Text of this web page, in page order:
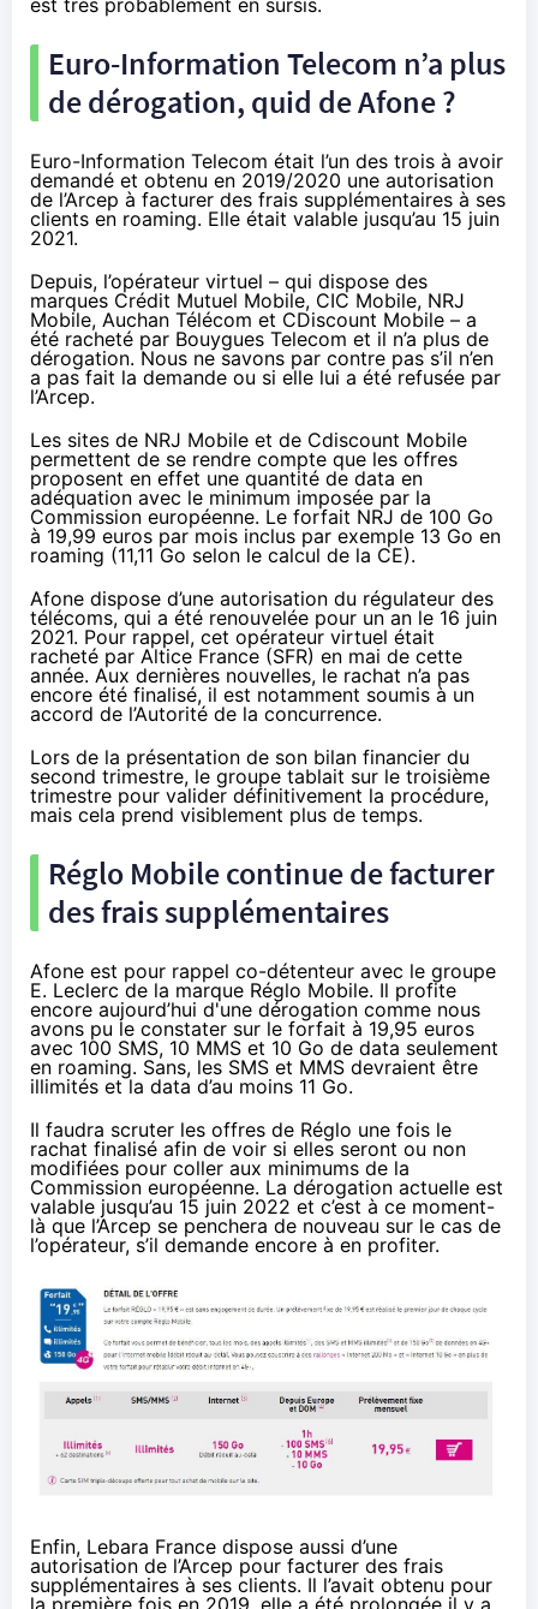
est très probablement en sursis.
Euro-Information Telecom n’a plus
de dérogation, quid de Afone ?
Euro-Information Telecom était l’un des trois à avoir
demandé et obtenu en 2019/2020 une autorisation
de l’Arcep à facturer des frais supplémentaires à ses
clients en roaming. Elle était valable jusqu’au 15 juin
2021.
Depuis, l’opérateur virtuel – qui dispose des
marques Crédit Mutuel Mobile, CIC Mobile, NRJ
Mobile, Auchan Télécom et CDiscount Mobile – a
été racheté par Bouygues Telecom et il n’a plus de
dérogation. Nous ne savons par contre pas s’il n’en
a pas fait la demande ou si elle lui a été refusée par
l’Arcep.
Les sites de NRJ Mobile et de Cdiscount Mobile
permettent de se rendre compte que les offres
proposent en effet une quantité de data en
adéquation avec le minimum imposée par la
Commission européenne. Le forfait NRJ de 100 Go
à 19,99 euros par mois inclus par exemple 13 Go en
roaming (11,11 Go selon le calcul de la CE).
Afone dispose d’une autorisation du régulateur des
télécoms, qui a été renouvelée pour un an le 16 juin
2021. Pour rappel, cet opérateur virtuel était
racheté par Altice France (SFR) en mai de cette
année. Aux dernières nouvelles, le rachat n’a pas
encore été finalisé, il est notamment soumis à un
accord de l’Autorité de la concurrence.
Lors de la présentation de son bilan financier du
second trimestre, le groupe tablait sur le troisième
trimestre pour valider définitivement la procédure,
mais cela prend visiblement plus de temps.
Réglo Mobile continue de facturer
des frais supplémentaires
Afone est pour rappel co-détenteur avec le groupe
E. Leclerc de la marque Réglo Mobile. Il profite
encore aujourd’hui d'une dérogation comme nous
avons pu le constater sur le forfait à 19,95 euros
avec 100 SMS, 10 MMS et 10 Go de data seulement
en roaming. Sans, les SMS et MMS devraient être
illimités et la data d’au moins 11 Go.
Il faudra scruter les offres de Réglo une fois le
rachat finalisé afin de voir si elles seront ou non
modifiées pour coller aux minimums de la
Commission européenne. La dérogation actuelle est
valable jusqu’au 15 juin 2022 et c’est à ce moment-
là que l’Arcep se penchera de nouveau sur le cas de
l’opérateur, s’il demande encore à en profiter.
Enfin, Lebara France dispose aussi d’une
autorisation de l’Arcep pour facturer des frais
supplémentaires à ses clients. Il l’avait obtenu pour
la première fois en 2019, elle a été prolongée il y a